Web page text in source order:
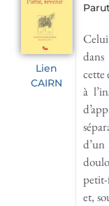
Lien
CAIRN
cette
à
et,